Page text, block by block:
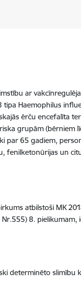
ar
Haemophilus
ērču encefalīta
grupām (bērniem
par 65 gadiem,
fenilketonūrijas un
atbilstoši MK
8. pielikumam,
determinēto slimību